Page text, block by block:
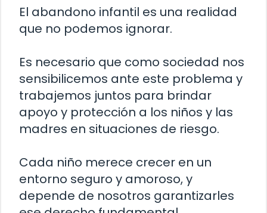
El abandono infantil es una realidad
que no podemos ignorar.
Es necesario que como sociedad nos
sensibilicemos ante este problema y
trabajemos juntos para brindar
apoyo y protección a los niños y las
madres en situaciones de riesgo.
Cada niño merece crecer en un
entorno seguro y amoroso, y
depende de nosotros garantizarles